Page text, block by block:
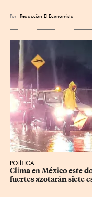
Por Redacción El Economista
POLÍTICA
Clima en México este
fuertes azotarán siete